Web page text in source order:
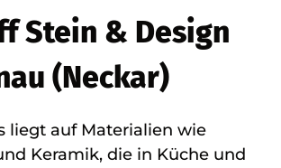
Stein & Design
(Neckar)
liegt auf Materialien wie
Keramik, die in Küche und